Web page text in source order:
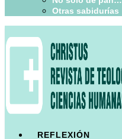
Otras sabidurías
REFLEXIÓN